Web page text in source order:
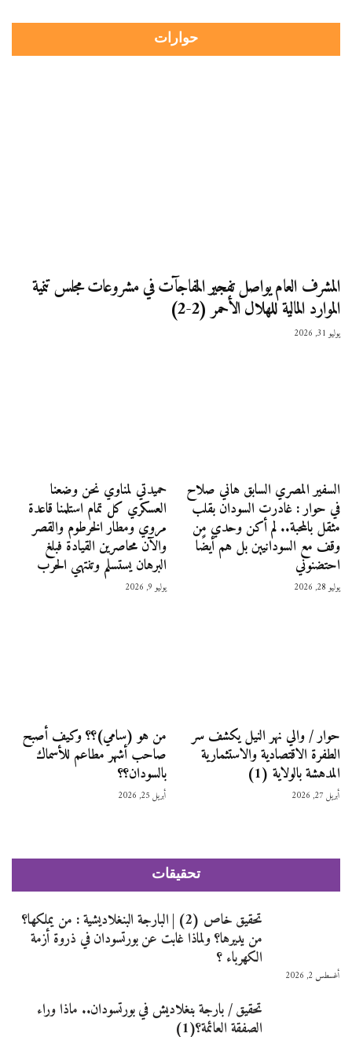
حوارات
المشرف العام يواصل تفجير المفاجآت في مشروعات مجلس تنمية
الموارد المالية للهلال الأحمر (2-2)
يوليو 31, 2026
السفير المصري السابق هاني صلاح
في حوار : غادرت السودان بقلب
مثقل بالمحبة.. لم أكن وحدي من
وقف مع السودانيين بل هم أيضًا
احتضنوني
يوليو 28, 2026
حميدتي لمناوي نحن وضعنا
العسكري كل تمام استلمنا قاعدة
مروي ومطار الخرطوم والقصر
والآن محاصرين القيادة فبلغ
البرهان يستسلم وتنتهي الحرب
يوليو 9, 2026
حوار / والي نهر النيل يكشف سر
الطفرة الاقتصادية والاستثمارية
المدهشة بالولاية (1)
أبريل 27, 2026
من هو (سامي)؟؟ وكيف أصبح
صاحب أشهر مطاعم للأسماك
بالسودان؟؟
أبريل 25, 2026
تحقيقات
تحقيق خاص (2) | البارجة البنغلاديشية : من يملكها؟
من يديرها؟ ولماذا غابت عن بورتسودان في ذروة أزمة
الكهرباء ؟
أغسطس 2, 2026
تحقيق / بارجة بنغلاديش في بورتسودان.. ماذا وراء
الصفقة العائمة؟(1)